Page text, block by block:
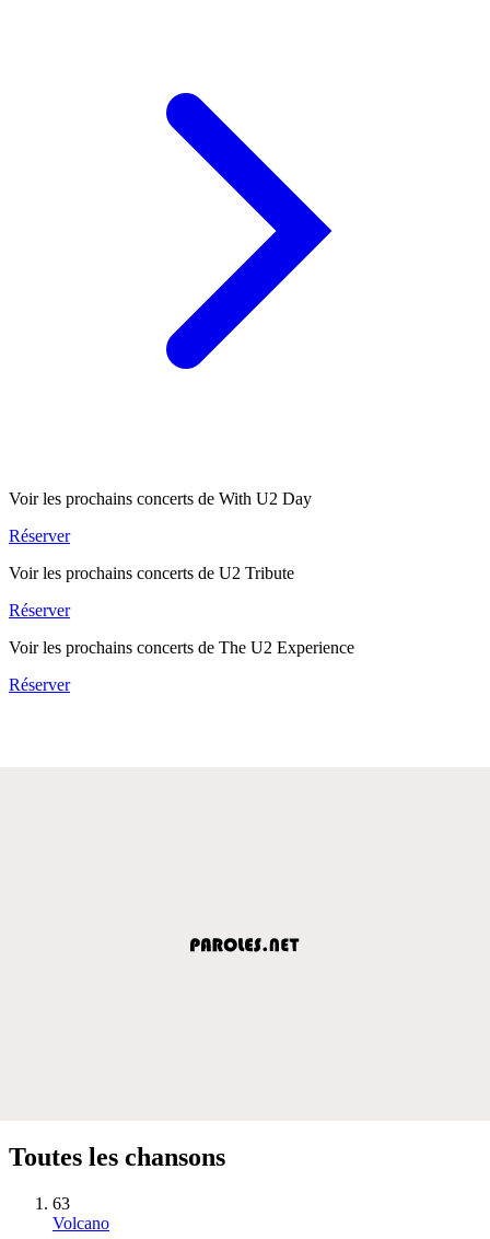
Voir les prochains concerts de With U2 Day
Réserver
Voir les prochains concerts de U2 Tribute
Réserver
Voir les prochains concerts de The U2 Experience
Réserver
Toutes les chansons
63
Volcano